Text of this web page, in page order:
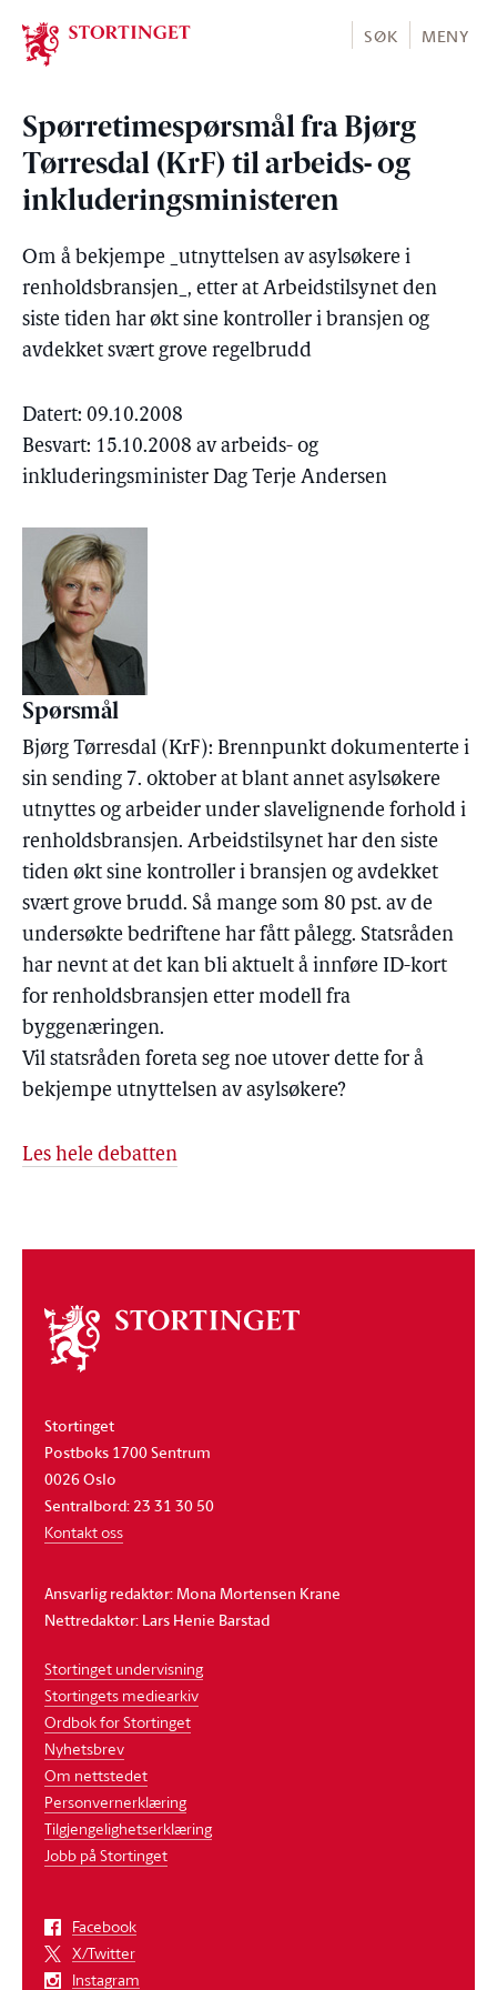
Stortinget.no
SØK MENY
Spørretimespørsmål fra Bjørg
Tørresdal (KrF) til arbeids- og
inkluderingsministeren
Om å bekjempe _utnyttelsen av asylsøkere i
renholdsbransjen_, etter at Arbeidstilsynet den
siste tiden har økt sine kontroller i bransjen og
avdekket svært grove regelbrudd
Datert: 09.10.2008
Besvart: 15.10.2008 av arbeids- og
inkluderingsminister Dag Terje Andersen
Spørsmål
Bjørg Tørresdal (KrF): Brennpunkt dokumenterte i
sin sending 7. oktober at blant annet asylsøkere
utnyttes og arbeider under slavelignende forhold i
renholdsbransjen. Arbeidstilsynet har den siste
tiden økt sine kontroller i bransjen og avdekket
svært grove brudd. Så mange som 80 pst. av de
undersøkte bedriftene har fått pålegg. Statsråden
har nevnt at det kan bli aktuelt å innføre ID-kort
for renholdsbransjen etter modell fra
byggenæringen.
Vil statsråden foreta seg noe utover dette for å
bekjempe utnyttelsen av asylsøkere?
Les hele debatten
Om
stortinget
Stortinget
Postboks 1700 Sentrum
0026 Oslo
Sentralbord: 23 31 30 50
Kontakt oss
Ansvarlig redaktør: Mona Mortensen Krane
Nettredaktør: Lars Henie Barstad
Stortinget undervisning
Stortingets mediearkiv
Ordbok for Stortinget
Nyhetsbrev
Om nettstedet
Personvernerklæring
Tilgjengelighetserklæring
Jobb på Stortinget
Facebook
X/Twitter
Instagram